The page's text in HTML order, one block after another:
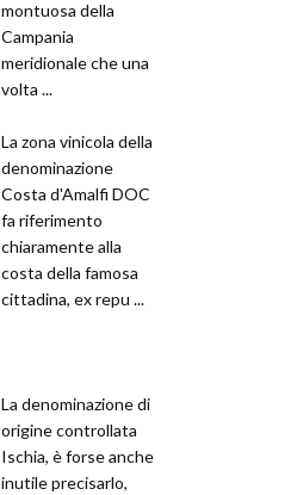
montuosa della
Campania
meridionale che una
volta ...
La zona vinicola della
denominazione
Costa d'Amalfi DOC
fa riferimento
chiaramente alla
costa della famosa
cittadina, ex repu ...
La denominazione di
origine controllata
Ischia, è forse anche
inutile precisarlo,